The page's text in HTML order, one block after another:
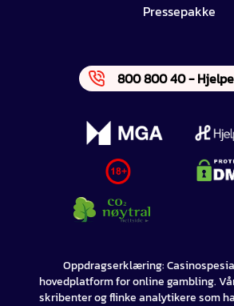
Pressepakke
800 800 40 -
Oppdragserklæring:
hovedplatform for online gambling.
skribenter og flinke analytikere som